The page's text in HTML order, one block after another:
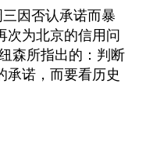
三因否认承诺而暴
次为北京的信用问
森所指出的：判断
承诺，而要看历史